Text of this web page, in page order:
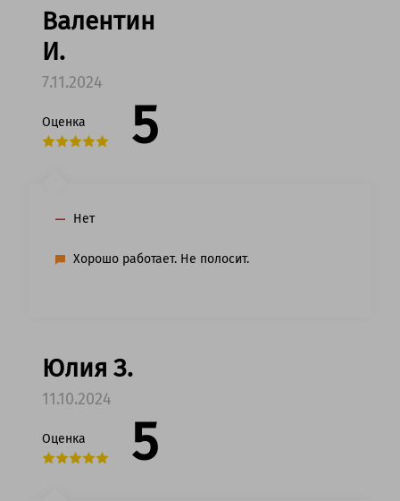
Валентин
И.
7.11.2024
Оценка 5
Нет
Хорошо работает. Не полосит.
Юлия З.
11.10.2024
Оценка 5